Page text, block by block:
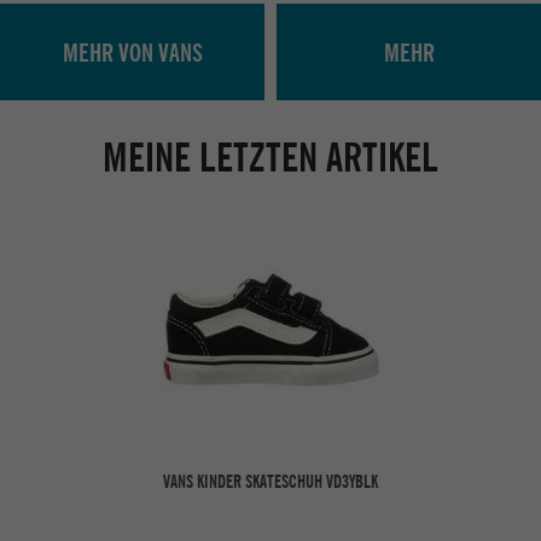
MEHR VON VANS MEHR
MEINE LETZTEN ARTIKEL
VANS KINDER SKATESCHUH VD3YBLK